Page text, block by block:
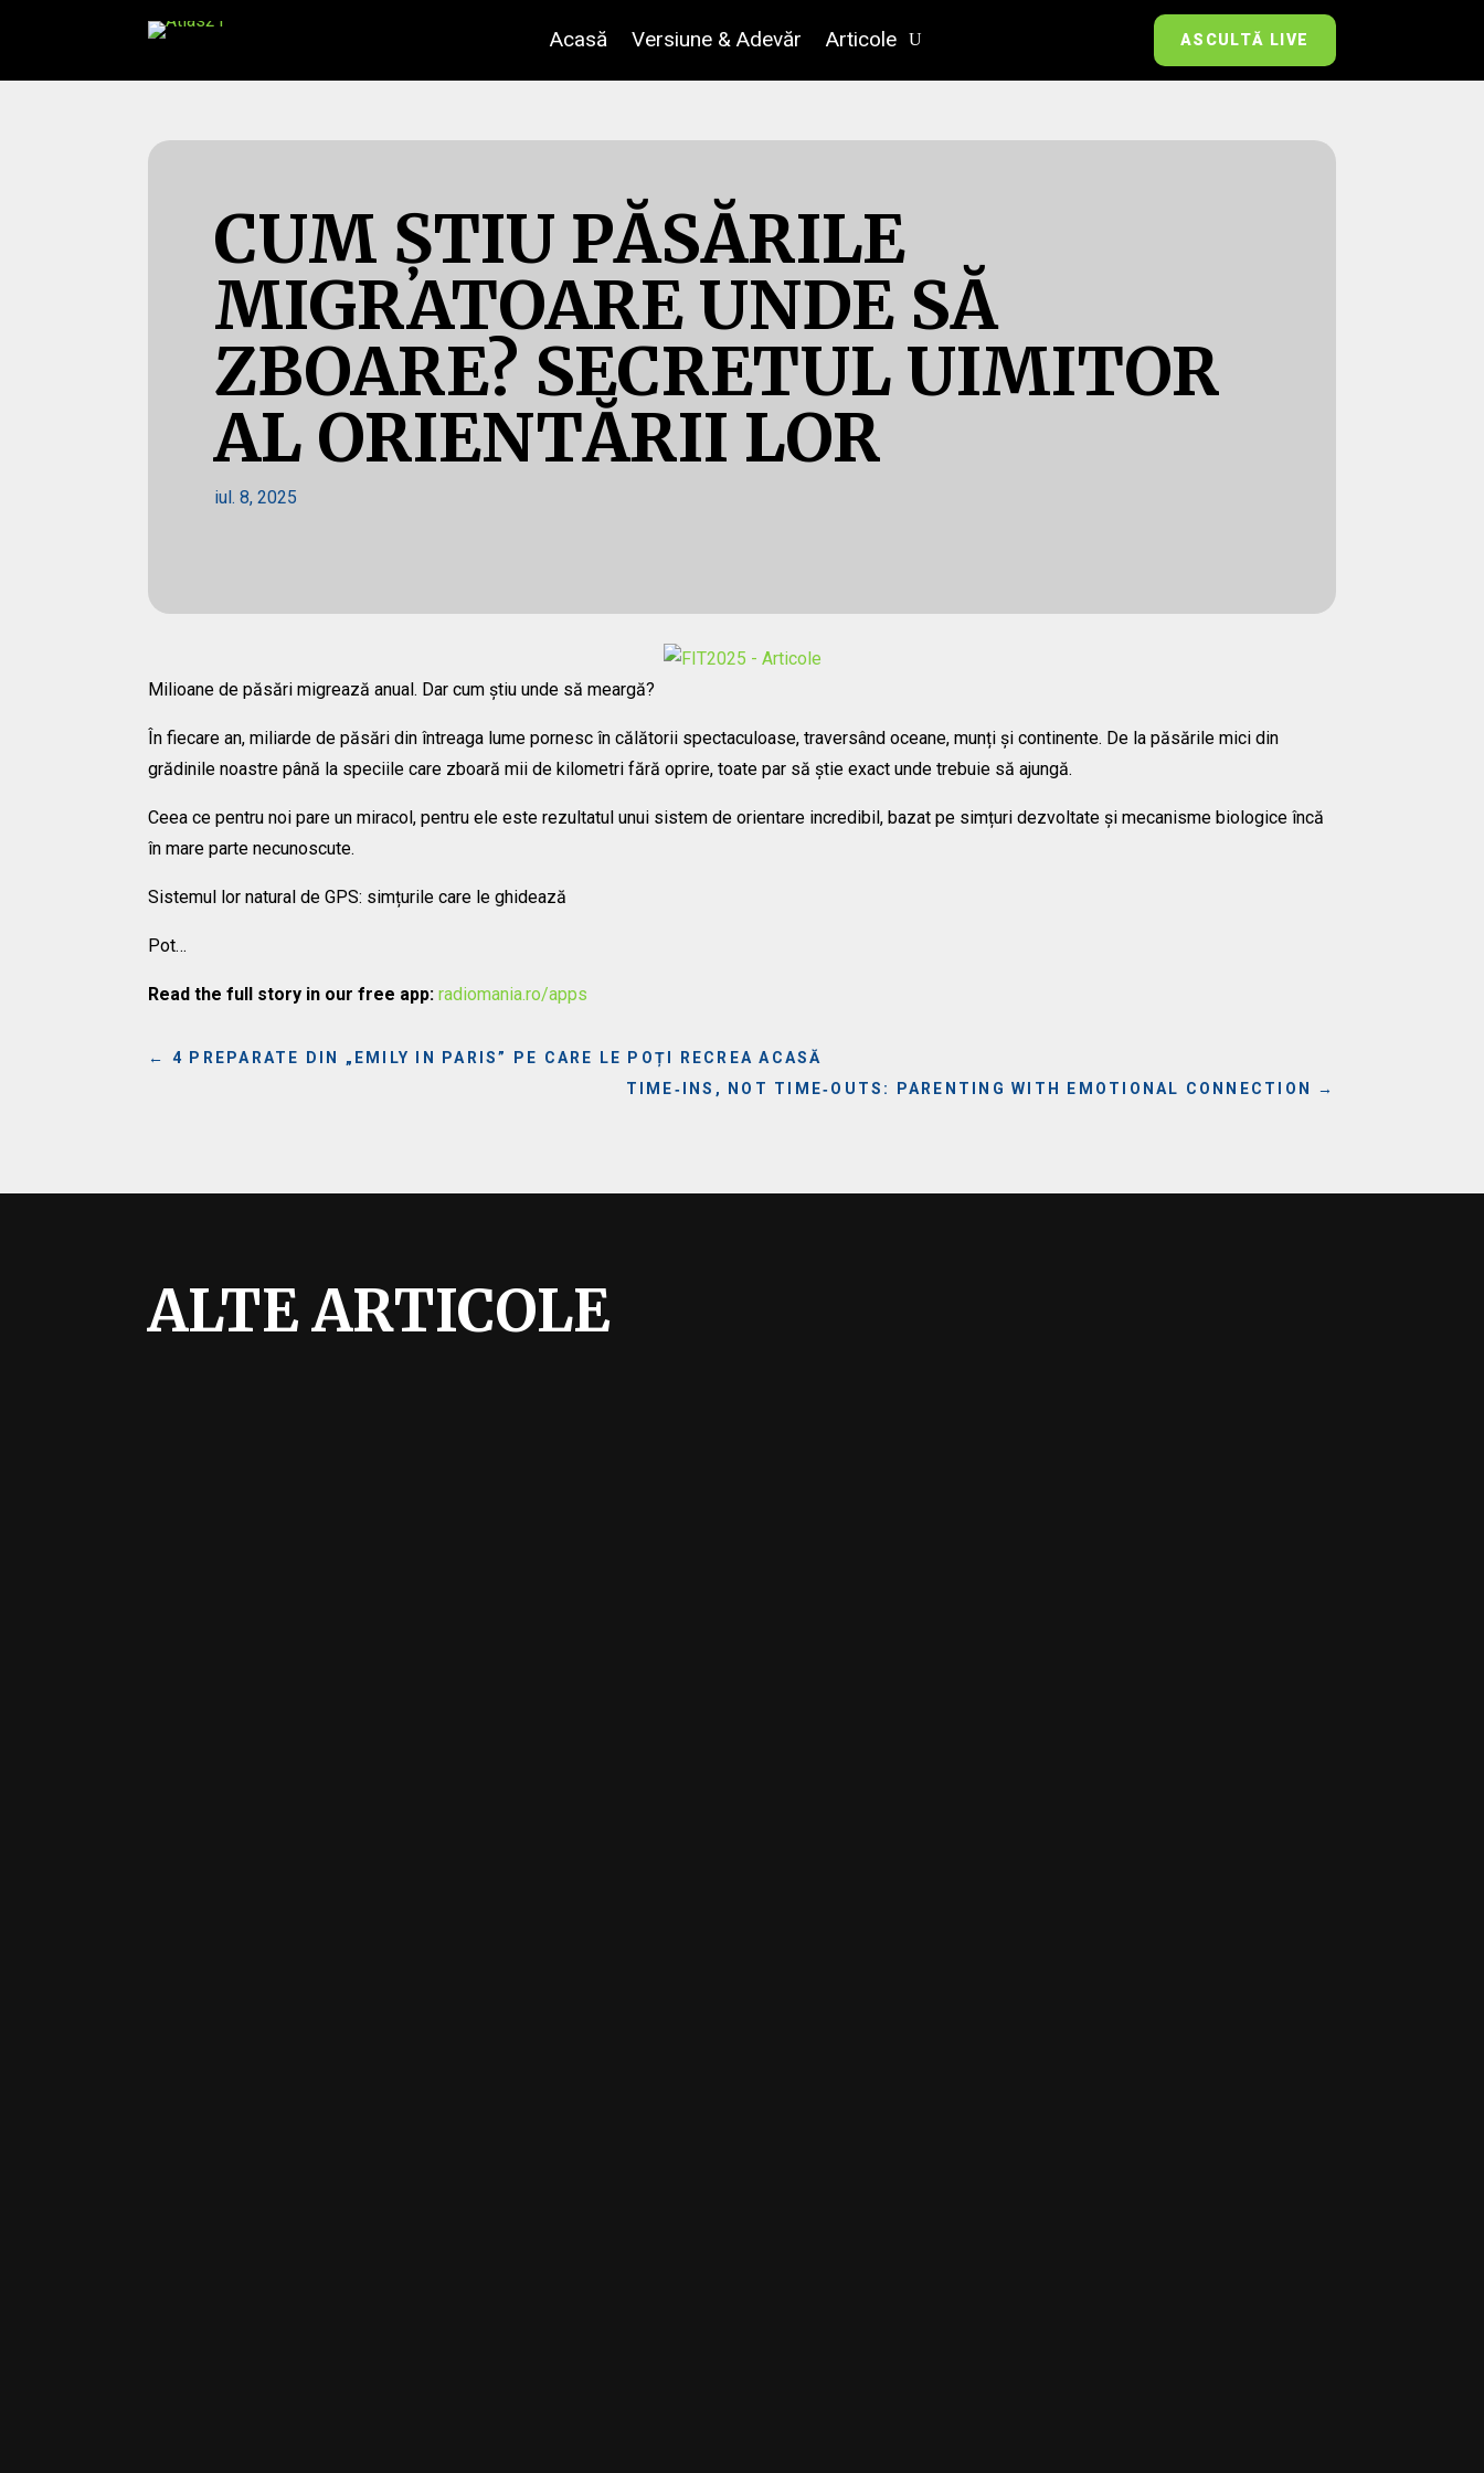
Acasă Versiune & Adevăr Articole ASCULTĂ LIVE
CUM ȘTIU PĂSĂRILE
MIGRATOARE UNDE SĂ
ZBOARE? SECRETUL UIMITOR
AL ORIENTĂRII LOR
iul. 8, 2025
Milioane de păsări migrează anual. Dar cum știu unde să meargă?
În fiecare an, miliarde de păsări din întreaga lume pornesc în călătorii spectaculoase, traversând oceane, munți și continente. De la păsările mici din
grădinile noastre până la speciile care zboară mii de kilometri fără oprire, toate par să știe exact unde trebuie să ajungă.
Ceea ce pentru noi pare un miracol, pentru ele este rezultatul unui sistem de orientare incredibil, bazat pe simțuri dezvoltate și mecanisme biologice încă
în mare parte necunoscute.
Sistemul lor natural de GPS: simțurile care le ghidează
Pot…
Read the full story in our free app: radiomania.ro/apps
← 4 PREPARATE DIN „EMILY IN PARIS” PE CARE LE POȚI RECREA ACASĂ
TIME‑INS, NOT TIME‑OUTS: PARENTING WITH EMOTIONAL CONNECTION
→
ALTE ARTICOLE